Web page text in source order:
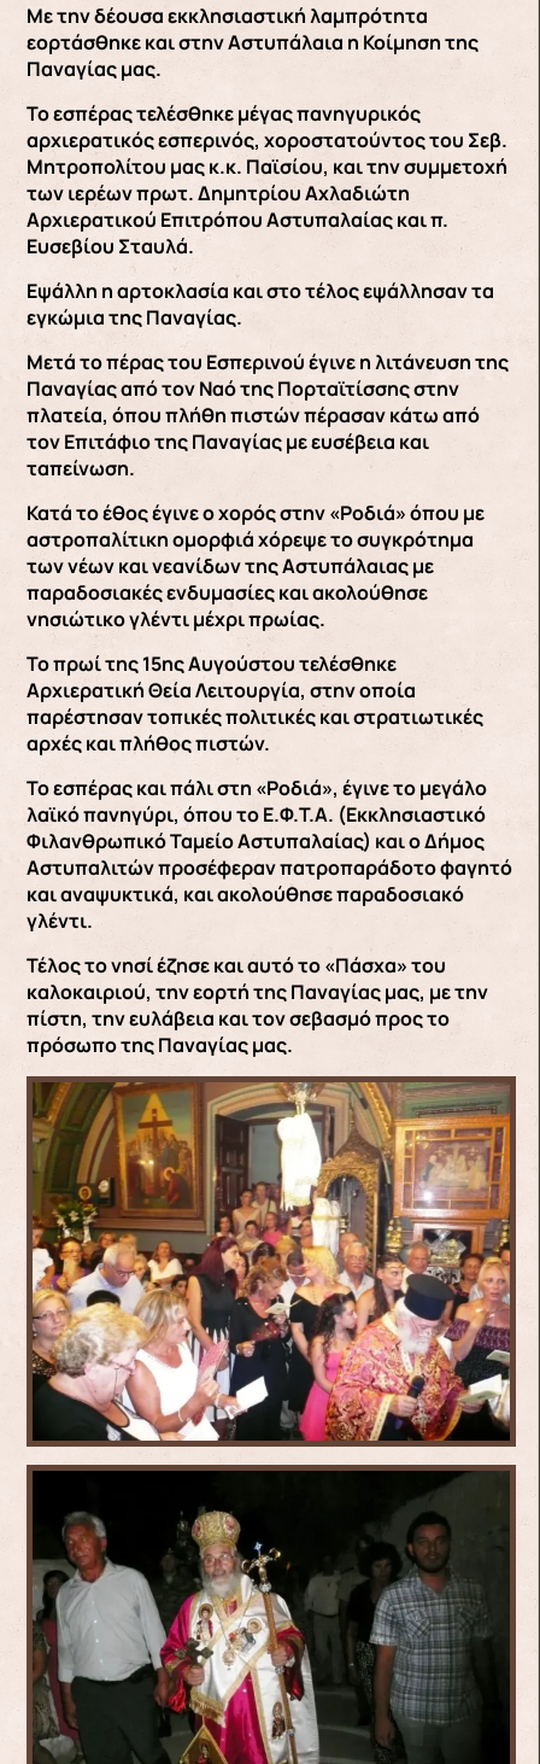
Με την δέουσα εκκλησιαστική λαμπρότητα
εορτάσθηκε και στην Αστυπάλαια η Κοίμηση της
Παναγίας μας.
Το εσπέρας τελέσθηκε μέγας πανηγυρικός
αρχιερατικός εσπερινός, χοροστατούντος του Σεβ.
Μητροπολίτου μας κ.κ. Παϊσίου, και την συμμετοχή
των ιερέων πρωτ. Δημητρίου Αχλαδιώτη
Αρχιερατικού Επιτρόπου Αστυπαλαίας και π.
Ευσεβίου Σταυλά.
Εψάλλη η αρτοκλασία και στο τέλος εψάλλησαν τα
εγκώμια της Παναγίας.
Μετά το πέρας του Εσπερινού έγινε η λιτάνευση της
Παναγίας από τον Ναό της Πορταϊτίσσης στην
πλατεία, όπου πλήθη πιστών πέρασαν κάτω από
τον Επιτάφιο της Παναγίας με ευσέβεια και
ταπείνωση.
Κατά το έθος έγινε ο χορός στην «Ροδιά» όπου με
αστροπαλίτικη ομορφιά χόρεψε το συγκρότημα
των νέων και νεανίδων της Αστυπάλαιας με
παραδοσιακές ενδυμασίες και ακολούθησε
νησιώτικο γλέντι μέχρι πρωίας.
Το πρωί της 15ης Αυγούστου τελέσθηκε
Αρχιερατική Θεία Λειτουργία, στην οποία
παρέστησαν τοπικές πολιτικές και στρατιωτικές
αρχές και πλήθος πιστών.
Το εσπέρας και πάλι στη «Ροδιά», έγινε το μεγάλο
λαϊκό πανηγύρι, όπου το Ε.Φ.Τ.Α. (Εκκλησιαστικό
Φιλανθρωπικό Ταμείο Αστυπαλαίας) και ο Δήμος
Αστυπαλιτών προσέφεραν πατροπαράδοτο φαγητό
και αναψυκτικά, και ακολούθησε παραδοσιακό
γλέντι.
Τέλος το νησί έζησε και αυτό το «Πάσχα» του
καλοκαιριού, την εορτή της Παναγίας μας, με την
πίστη, την ευλάβεια και τον σεβασμό προς το
πρόσωπο της Παναγίας μας.